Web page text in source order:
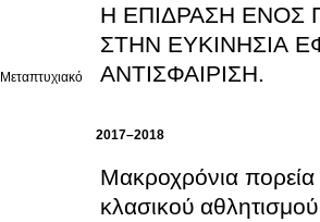
Μεταπτυχιακό
Η ΕΠΙΔΡΑΣΗ
ΣΤΗΝ ΕΥΚΙΝΗΣΙΑ
ΑΝΤΙΣΦΑΙΡΙΣΗ.
2017–2018
Μακροχρόνια
κλασικού